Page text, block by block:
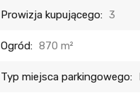
Prowizja kupującego: 3
Ogród: 870 m²
Typ miejsca parkingowego: